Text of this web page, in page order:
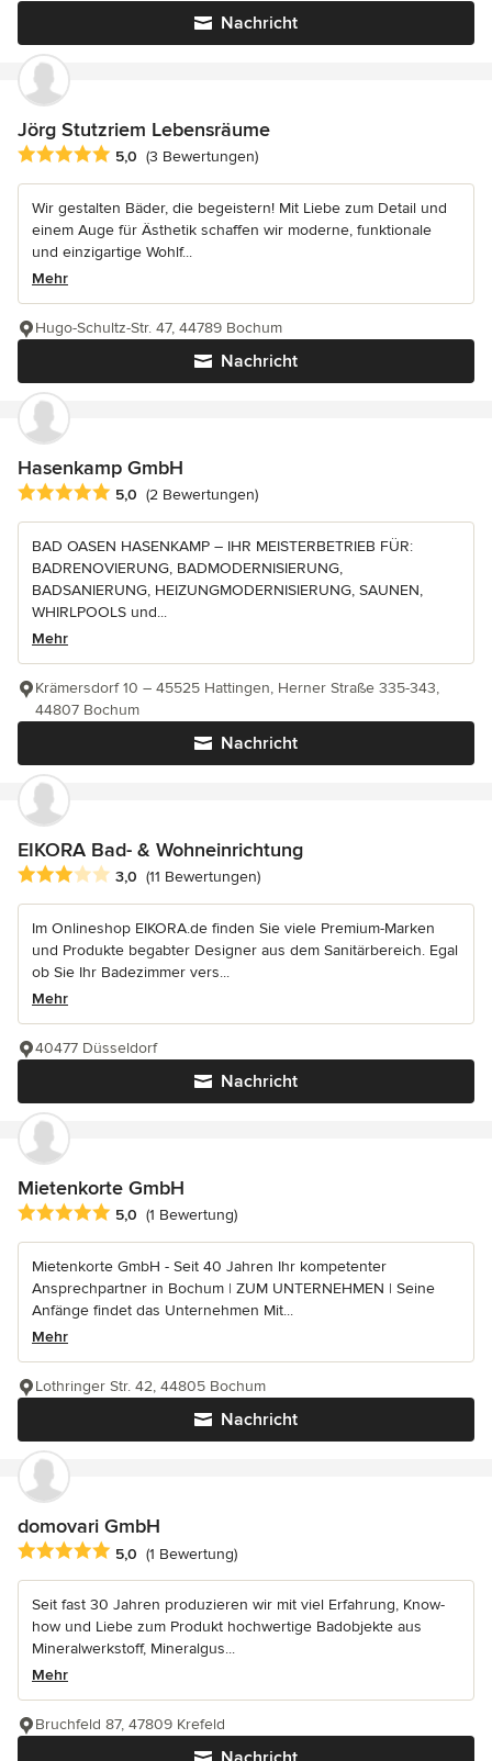
Nachricht
Jörg Stutzriem Lebensräume
Durchschnittliche Bewertung: 5 von 5 Sternen
5,0 (3 Bewertungen)
Wir gestalten Bäder, die begeistern! Mit Liebe zum Detail und
einem Auge für Ästhetik schaffen wir moderne, funktionale
und einzigartige Wohlf...
Mehr
Nachricht
Hugo-Schultz-Str. 47, 44789 Bochum
Hasenkamp GmbH
Durchschnittliche Bewertung: 5 von 5 Sternen
5,0 (2 Bewertungen)
BAD OASEN HASENKAMP – IHR MEISTERBETRIEB FÜR:
BADRENOVIERUNG, BADMODERNISIERUNG,
BADSANIERUNG, HEIZUNGMODERNISIERUNG, SAUNEN,
WHIRLPOOLS und...
Mehr
Nachricht
Krämersdorf 10 – 45525 Hattingen, Herner Straße 335-343,
44807 Bochum
EIKORA Bad- & Wohneinrichtung
Durchschnittliche Bewertung: 3 von 5 Sternen
3,0 (11 Bewertungen)
Im Onlineshop EIKORA.de finden Sie viele Premium-Marken
und Produkte begabter Designer aus dem Sanitärbereich. Egal
ob Sie Ihr Badezimmer vers...
Mehr
Nachricht
40477 Düsseldorf
Mietenkorte GmbH
Durchschnittliche Bewertung: 5 von 5 Sternen
5,0 (1 Bewertung)
Mietenkorte GmbH - Seit 40 Jahren Ihr kompetenter
Ansprechpartner in Bochum | ZUM UNTERNEHMEN | Seine
Anfänge findet das Unternehmen Mit...
Mehr
Nachricht
Lothringer Str. 42, 44805 Bochum
domovari GmbH
Durchschnittliche Bewertung: 5 von 5 Sternen
5,0 (1 Bewertung)
Seit fast 30 Jahren produzieren wir mit viel Erfahrung, Know-
how und Liebe zum Produkt hochwertige Badobjekte aus
Mineralwerkstoff, Mineralgus...
Mehr
Bruchfeld 87, 47809 Krefeld